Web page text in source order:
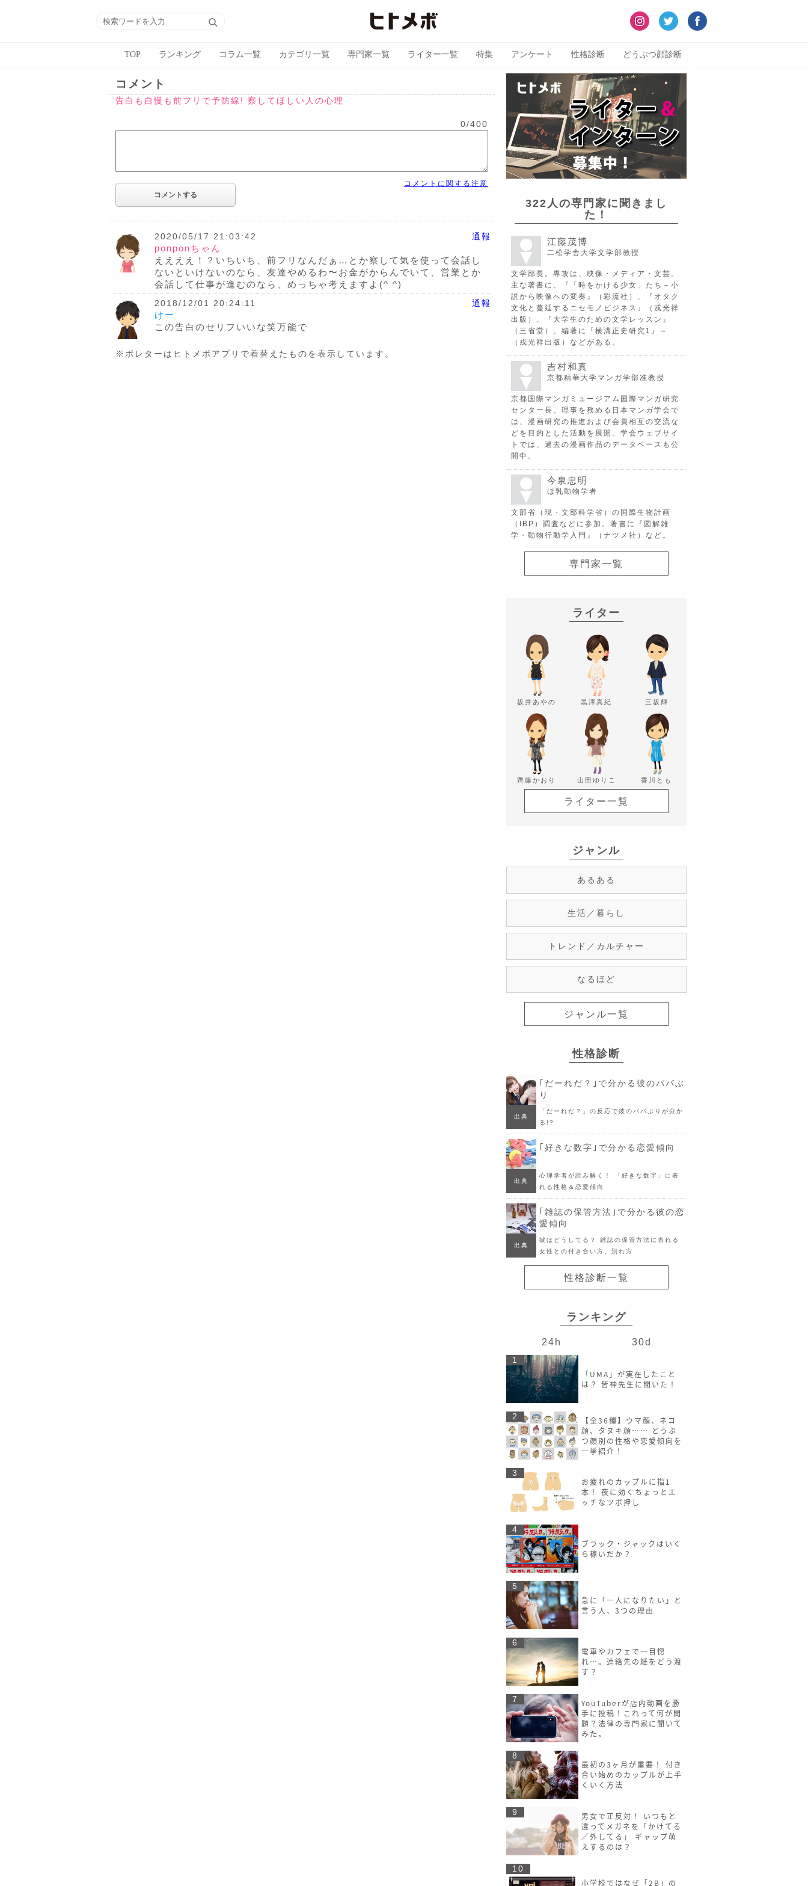
TOP ランキング コラム一覧 カテゴリ一覧 専門家一覧 ライター一覧 特集 アンケート 性格診断 どうぶつ顔診断
コメント
告白も自慢も前フリで予防線! 察してほしい人の心理
0/400
コメントに関する注意
2020/05/17 21:03:42
通報
ponponちゃん
ええええ！？いちいち、前フリなんだぁ…とか察して気を使って会話し
ないといけないのなら、友達やめるわ〜お金がからんでいて、営業とか
会話して仕事が進むのなら、めっちゃ考えますよ(^ ^)
2018/12/01 20:24:11
通報
けー
この告白のセリフいいな笑万能で
※ボレターはヒトメボアプリで着替えたものを表示しています。
322人の専門家に聞きまし
た！
江藤茂博
二松学舎大学文学部教授
文学部長。専攻は、映像・メディア・文芸。
主な著書に、『「時をかける少女」たち－小
説から映像への変奏』（彩流社）、『オタク
文化と蔓延するニセモノビジネス』（戎光祥
出版）、『大学生のための文学レッスン』
（三省堂）、編著に『横溝正史研究1』～
（戎光祥出版）などがある。
吉村和真
京都精華大学マンガ学部准教授
京都国際マンガミュージアム国際マンガ研究
センター長。理事を務める日本マンガ学会で
は、漫画研究の推進および会員相互の交流な
どを目的とした活動を展開。学会ウェブサイ
トでは、過去の漫画作品のデータベースも公
開中。
今泉忠明
ほ乳動物学者
文部省（現・文部科学省）の国際生物計画
（IBP）調査などに参加。著書に『図解雑
学・動物行動学入門』（ナツメ社）など。
専門家一覧
ライター
坂井あやの 黒澤真紀 三坂輝
齊藤かおり 山田ゆりこ 香川とも
ライター一覧
ジャンル
あるある
生活／暮らし
トレンド／カルチャー
なるほど
ジャンル一覧
性格診断
｢だーれだ？｣で分かる彼のパパぶ
り
出典
「だーれだ？」の反応で彼のパパぶりが分か
る!?
｢好きな数字｣で分かる恋愛傾向
出典
心理学者が読み解く！ 「好きな数字」に表
れる性格＆恋愛傾向
｢雑誌の保管方法｣で分かる彼の恋
愛傾向
出典
彼はどうしてる？ 雑誌の保管方法に表れる
女性との付き合い方、別れ方
性格診断一覧
ランキング
24h 30d
1
「UMA」が実在したこと
は？ 皆神先生に聞いた！
2
【全36種】ウマ顔、ネコ
顔、タヌキ顔…… どうぶ
つ顔別の性格や恋愛傾向を
一挙紹介！
3
お疲れのカップルに指1
本！ 夜に効くちょっとエ
ッチなツボ押し
4
ブラック・ジャックはいく
ら稼いだか？
5
急に「一人になりたい」と
言う人、3つの理由
6
電車やカフェで一目惚
れ…。連絡先の紙をどう渡
す？
7
YouTuberが店内動画を勝
手に投稿！これって何が問
題？法律の専門家に聞いて
みた。
8
最初の3ヶ月が重要！ 付き
合い始めのカップルが上手
くいく方法
9
男女で正反対！ いつもと
違ってメガネを「かけてる
／外してる」 ギャップ萌
えするのは？
10
小学校ではなぜ「2B」の